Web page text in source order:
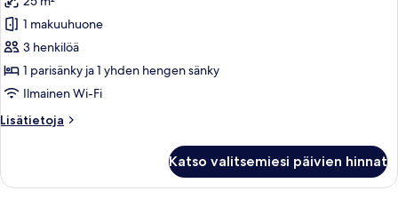
huonetyypin
Kolmen
hengen
huone
kuvat
1 makuuhuone
3 henkilöä
1 parisänky ja 1 yhden hengen sänky
Ilmainen Wi-Fi
Lisätietoja
Lisätietoja
huone
Katso valitsemiesi päivien hinnat